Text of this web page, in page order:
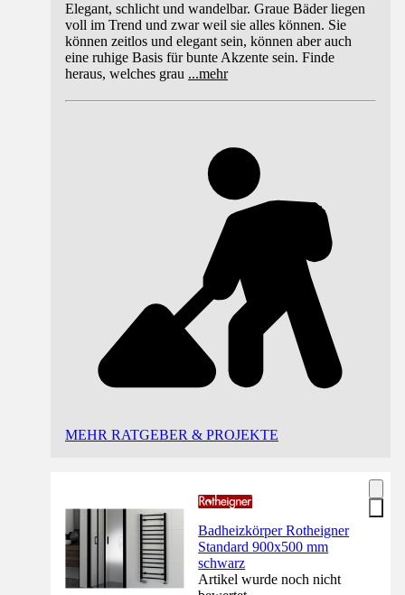
Elegant, schlicht und wandelbar. Graue Bäder liegen
voll im Trend und zwar weil sie alles können. Sie
können zeitlos und elegant sein, können aber auch
eine ruhige Basis für bunte Akzente sein. Finde
heraus, welches grau ...mehr
MEHR RATGEBER & PROJEKTE
Badheizkörper Rotheigner
Standard 900x500 mm
schwarz
Artikel wurde noch nicht